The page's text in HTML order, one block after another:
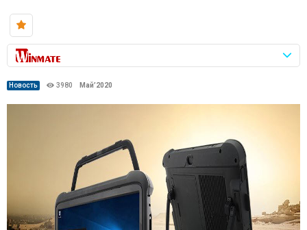
Новость 3980 Май’2020